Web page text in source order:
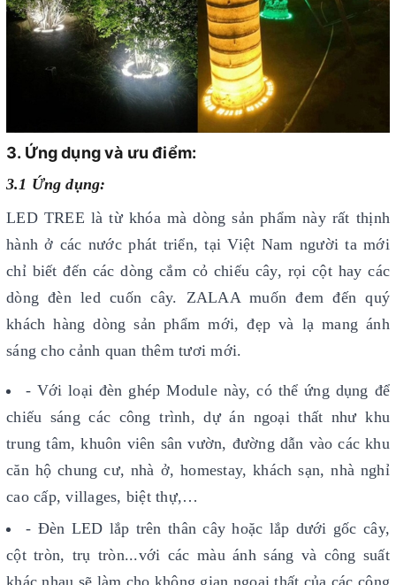
3. Ứng dụng và ưu điểm:
3.1 Ứng dụng:
LED TREE là từ khóa mà dòng sản phẩm này rất thịnh
hành ở các nước phát triển, tại Việt Nam người ta mới
chỉ biết đến các dòng cắm cỏ chiếu cây, rọi cột hay các
dòng đèn led cuốn cây. ZALAA muốn đem đến quý
khách hàng dòng sản phẩm mới, đẹp và lạ mang ánh
sáng cho cảnh quan thêm tươi mới.
- Với loại đèn ghép Module này, có thể ứng dụng để
chiếu sáng các công trình, dự án ngoại thất như khu
trung tâm, khuôn viên sân vườn, đường dẫn vào các khu
căn hộ chung cư, nhà ở, homestay, khách sạn, nhà nghỉ
cao cấp, villages, biệt thự,…
- Đèn LED lắp trên thân cây hoặc lắp dưới gốc cây,
cột tròn, trụ tròn...với các màu ánh sáng và công suất
khác nhau sẽ làm cho không gian ngoại thất của các công